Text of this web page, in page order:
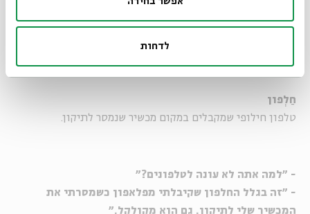
לדחות
חַלְפון
טלפון חילופי שמקבלים במקום מכשיר שנמסר לתיקון.
- "למה אתה לא עונה לטלפונים?"
- "זה בגלל החלפון שקיבלתי מפלאפון כשמסרתי את
המכשיר שלי לתיקון. גם הוא מקולקל."